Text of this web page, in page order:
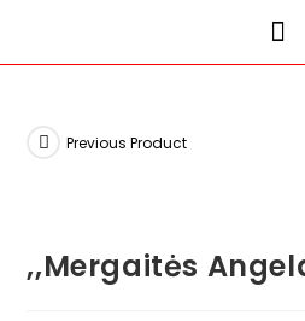
Previous Product
,,Mergaitės